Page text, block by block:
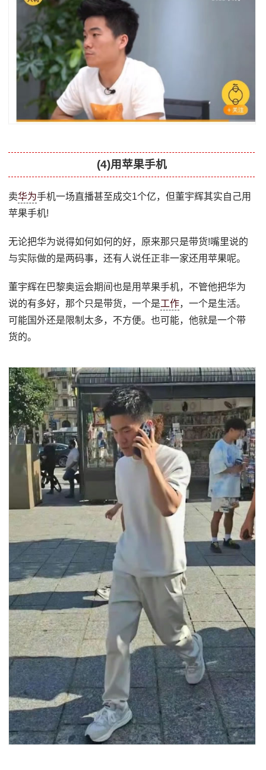
(4)用苹果手机
卖华为手机一场直播甚至成交1个亿，但董宇辉其实自己用
苹果手机!
无论把华为说得如何如何的好，原来那只是带货!嘴里说的
与实际做的是两码事，还有人说任正非一家还用苹果呢。
董宇辉在巴黎奥运会期间也是用苹果手机，不管他把华为
说的有多好，那个只是带货，一个是工作，一个是生活。
可能国外还是限制太多，不方便。也可能，他就是一个带
货的。